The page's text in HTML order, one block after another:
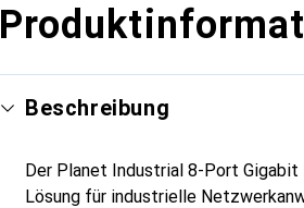
Beschreibung
Der Planet Industrial 8-Port
Lösung für industrielle